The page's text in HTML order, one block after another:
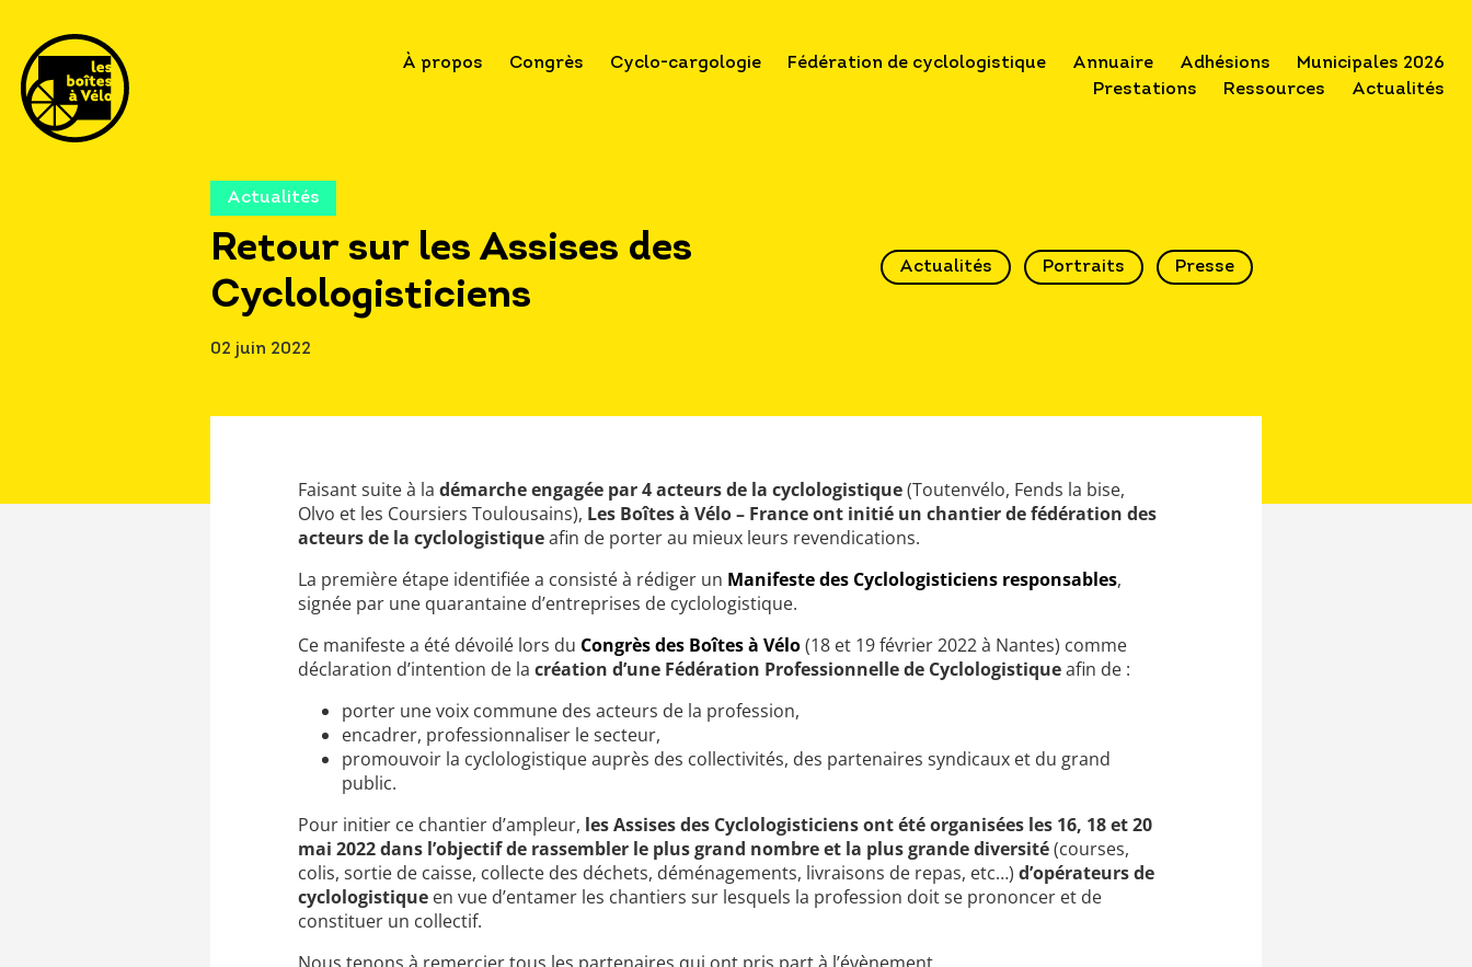
À propos Congrès Cyclo-cargologie Fédération de cyclologistique Annuaire Adhésions
Municipales 2026
Prestations
Ressources Actualités
Actualités
Retour sur les Assises des
Cyclologisticiens
02 juin 2022
Actualités Portraits Presse
Faisant suite à la démarche engagée par 4 acteurs de la cyclologistique(Toutenvélo, Fends la bise,
Olvo et les Coursiers Toulousains), Les Boîtes à Vélo – France ont initié un chantier de fédération des
acteurs de la cyclologistiqueafin de porter au mieux leurs revendications.
La première étape identifiée a consisté à rédiger un Manifeste des Cyclologisticiens responsables,
signée par une quarantaine d’entreprises de cyclologistique.
Ce manifeste a été dévoilé lors du Congrès des Boîtes à Vélo(18 et 19 février 2022 à Nantes) comme
déclaration d’intention de la création d’une Fédération Professionnelle de Cyclologistiqueafin de :
porter une voix commune des acteurs de la profession,
encadrer, professionnaliser le secteur,
promouvoir la cyclologistique auprès des collectivités, des partenaires syndicaux et du grand
public.
Pour initier ce chantier d’ampleur, les Assises des Cyclologisticiens ont été organisées les 16, 18 et 20
mai 2022 dans l’objectif de rassembler le plus grand nombre et la plus grande diversité(courses,
colis, sortie de caisse, collecte des déchets, déménagements, livraisons de repas, etc…) d’opérateurs de
cyclologistique en vue d’entamer les chantiers sur lesquels la profession doit se prononcer et de
constituer un collectif.